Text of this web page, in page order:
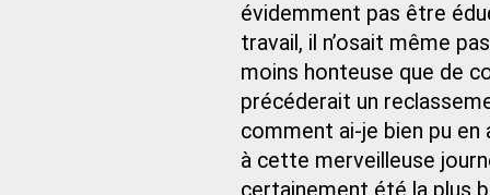
évidemment pas être
travail, il n’osait même
moins honteuse que de
précéderait un
comment ai-je bien pu en
à cette merveilleuse